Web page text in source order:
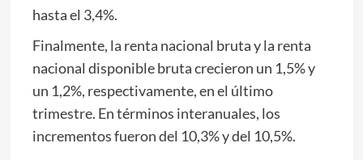
hasta el 3,4%.
Finalmente, la renta nacional bruta y la renta
nacional disponible bruta crecieron un 1,5% y
un 1,2%, respectivamente, en el último
trimestre. En términos interanuales, los
incrementos fueron del 10,3% y del 10,5%.